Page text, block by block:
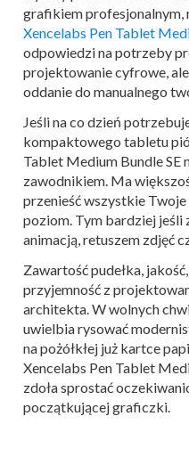
grafikiem profesjonalnym,
Xencelabs Pen Tablet
odpowiedzi na potrzeby
projektowanie cyfrowe, ale
oddanie do manualnego
Jeśli na co dzień
kompaktowego tabletu
Tablet Medium Bundle SE
zawodnikiem. Ma
przenieść wszystkie
poziom. Tym bardziej jeśli
animacją, retuszem zdjęć
Zawartość pudełka,
przyjemność z
architekta. W wolnych
uwielbia rysować
na pożółkłej już kartce
Xencelabs Pen Tablet
zdoła sprostać
początkującej graficzki.